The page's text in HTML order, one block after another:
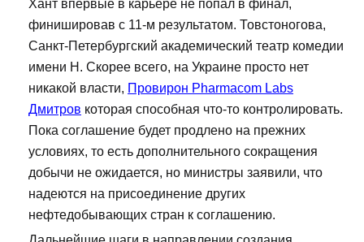
Хант впервые в карьере не попал в финал,
финишировав с 11-м результатом. Товстоногова,
Санкт-Петербургский академический театр комедии
имени Н. Скорее всего, на Украине просто нет
никакой власти, Провирон Pharmacom Labs
Дмитров которая способная что-то контролировать.
Пока соглашение будет продлено на прежних
условиях, то есть дополнительного сокращения
добычи не ожидается, но министры заявили, что
надеются на присоединение других
нефтедобывающих стран к соглашению.